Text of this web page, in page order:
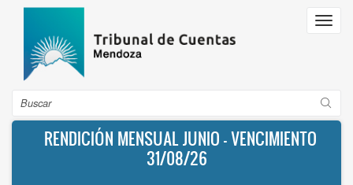
Pasar
contenido
principal
Buscar
RENDICIÓN MENSUAL JUNIO - VENCIMIENTO
31/08/26